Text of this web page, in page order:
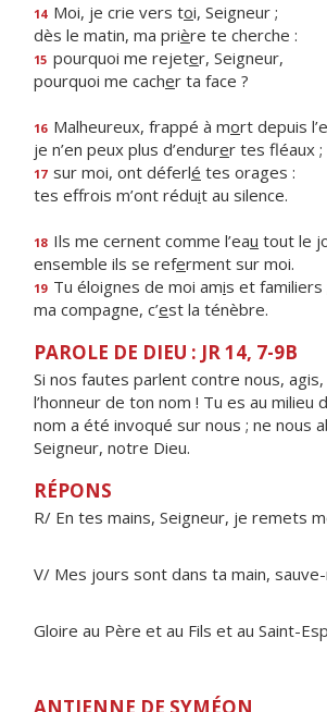
14 Moi, je crie vers toi, Seigneur ;
dès le matin, ma prière te cherche :
15 pourquoi me rejeter, Seigneur,
pourquoi me cacher ta face ?
16 Malheureux, frappé à mort depuis
je n’en peux plus d’endurer tes fléaux ;
17 sur moi, ont déferlé tes orages :
tes effrois m’ont réduit au silence.
18 Ils me cernent comme l’eau tout le
ensemble ils se referment sur moi.
19 Tu éloignes de moi amis et familiers
ma compagne, c’est la ténèbre.
PAROLE DE DIEU : JR 14, 7-9B
Si nos fautes parlent contre nous,
l’honneur de ton nom ! Tu es au milieu
nom a été invoqué sur nous ; ne nous
Seigneur, notre Dieu.
RÉPONS
R/ En tes mains, Seigneur, je remets
V/ Mes jours sont dans ta main,
Gloire au Père et au Fils et au Saint-